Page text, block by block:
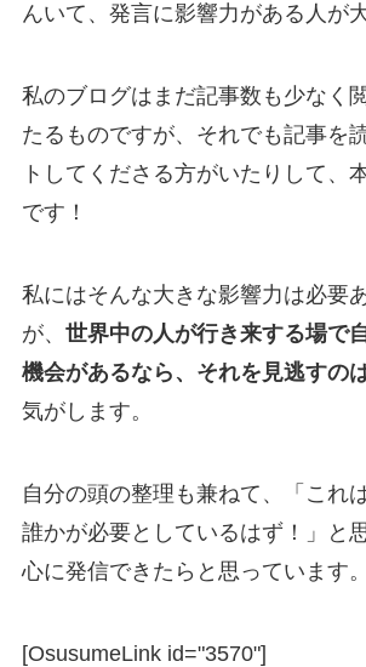
んいて、発言に影響力がある人が
私のブログはまだ記事数も少なく
たるものですが、それでも記事を
トしてくださる方がいたりして、
です！
私にはそんな大きな影響力は必要
が、 世界中の人が行き来する場で
機会があるなら、それを見逃すの
気がします。
自分の頭の整理も兼ねて、「これ
誰かが必要としているはず！」と
心に発信できたらと思っています。
[OsusumeLink id="3570"]